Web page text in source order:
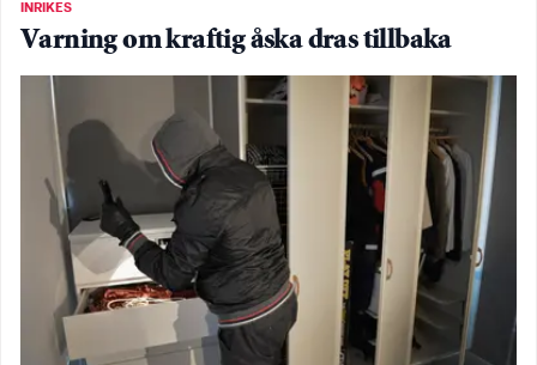
INRIKES
Varning om kraftig åska dras tillbaka